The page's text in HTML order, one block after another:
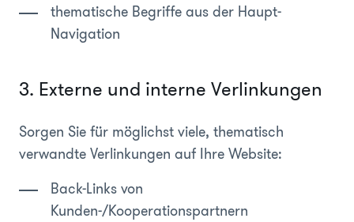
thematische Begriffe aus der Haupt-
Navigation
3. Externe und interne Verlinkungen
Sorgen Sie für möglichst viele, thematisch
verwandte Verlinkungen auf Ihre Website:
Back-Links von
Kunden-/Kooperationspartnern